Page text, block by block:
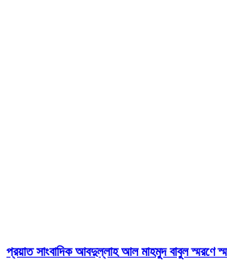
প্রয়াত সাংবাদিক আবদুল্লাহ আল মাহমুদ বাবুল স্মরণে